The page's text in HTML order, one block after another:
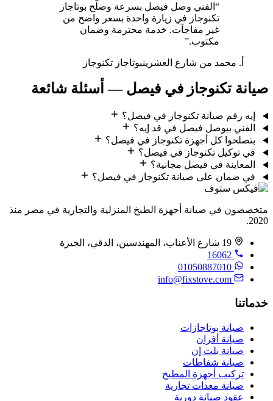
“الفني وصل فيصل بسرعة وصلّح بوتاجاز
تكنوجاز في زيارة واحدة بسعر واضح من
غير مفاجآت. خدمة محترمة وضمان
مكتوب.”
أ. محمد من شارع العشرينبوتاجاز تكنوجاز
صيانة تكنوجاز في فيصل — أسئلة شائعة
إيه رقم صيانة تكنوجاز في فيصل؟
الفني بيوصل فيصل في قد إيه؟
بتصلحوا كل أجهزة تكنوجاز في فيصل؟
في توكيل تكنوجاز في فيصل؟
المعاينة في فيصل مجانية؟
في ضمان على صيانة تكنوجاز في فيصل؟
متخصصون في صيانة أجهزة الطبخ المنزلية والتجارية في مصر منذ
2020.
19 شارع الأعناب، المهندسين، الدقي، الجيزة
16062
01050887010
info@fixstove.com
خدماتنا
صيانة بوتاجازات
صيانة أفران
صيانة بلت إن
صيانة شفاطات
تركيب أجهزة المطبخ
صيانة معدات تجارية
عقود صيانة دورية